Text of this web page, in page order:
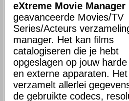
eXtreme Movie Manager
geavanceerde Movies/TV
Series/Acteurs
manager. Het kan films
catalogiseren die je hebt
opgeslagen op jouw
en externe apparaten. Het
verzamelt allerlei
de gebruikte codecs,